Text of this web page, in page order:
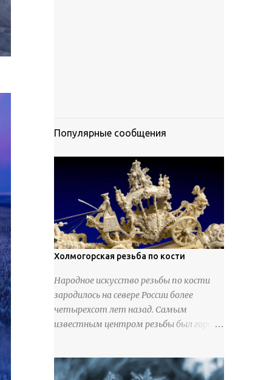
Популярные сообщения
Холмогорская резьба по кости
Народное искусство резьбы по кости
зародилось на севере России более
четырехсот лет назад. Самым
известным центром резьбы был город
служили кости тюленей, рыб и моржей.